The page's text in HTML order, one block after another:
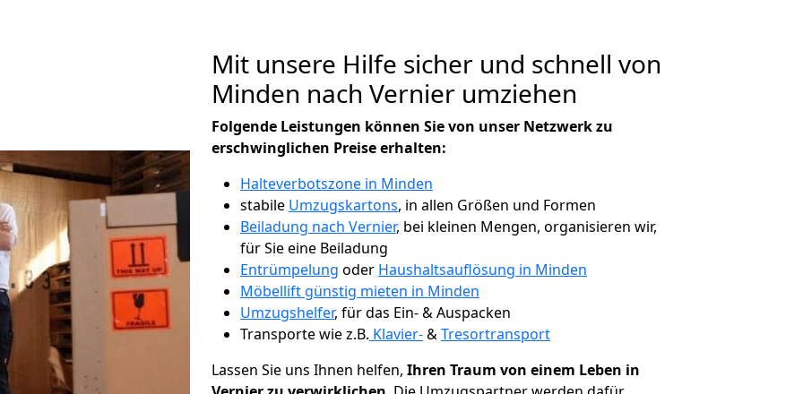
Mit unsere Hilfe sicher und schnell von
Minden nach Vernier umziehen
Folgende Leistungen können Sie von unser Netzwerk zu
erschwinglichen Preise erhalten:
Halteverbotszone in Minden
stabile Umzugskartons, in allen Größen und Formen
Beiladung nach Vernier, bei kleinen Mengen, organisieren wir,
für Sie eine Beiladung
Entrümpelung oder Haushaltsauflösung in Minden
Möbellift günstig mieten in Minden
Umzugshelfer, für das Ein- & Auspacken
Transporte wie z.B. Klavier-&Tresortransport
Lassen Sie uns Ihnen helfen, Ihren Traum von einem Leben in